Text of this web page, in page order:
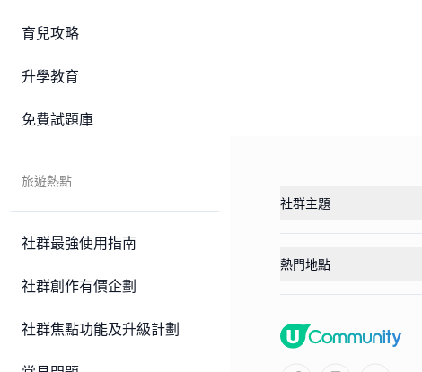
育兒攻略
升學教育
免費試題庫
旅遊熱點
社群最強使用指南
社群創作有價企劃
社群焦點功能及升級計劃
社群主題
熱門地點